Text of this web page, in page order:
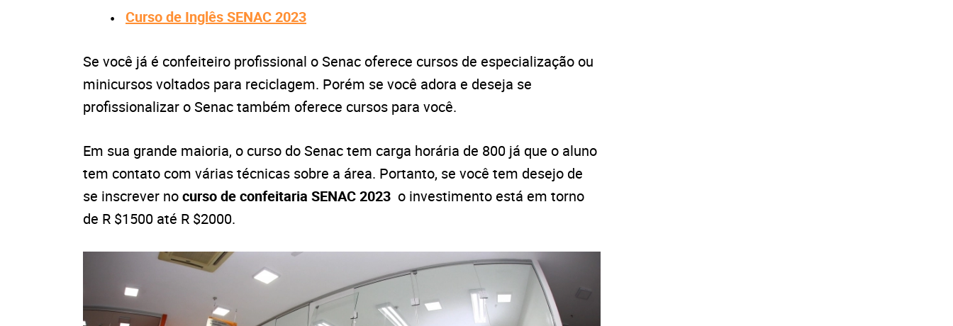
Curso de Inglês SENAC 2023
Se você já é confeiteiro profissional o Senac oferece cursos de especialização ou
minicursos voltados para reciclagem. Porém se você adora e deseja se
profissionalizar o Senac também oferece cursos para você.
Em sua grande maioria, o curso do Senac tem carga horária de 800 já que o aluno
tem contato com várias técnicas sobre a área. Portanto, se você tem desejo de
se inscrever nocurso de confeitaria SENAC 2023 o investimento está em torno
de R $1500 até R $2000.